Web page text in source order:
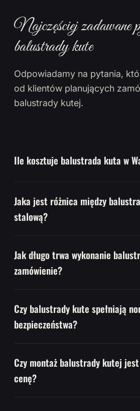
Najczęściej zadawane
balustrady kute
Odpowiadamy na pytania,
od klientów planujących
balustrady kutej.
Ile kosztuje balustrada kuta w
Jaka jest różnica między
stalową?
Jak długo trwa wykonanie
zamówienie?
Czy balustrady kute spełniają
bezpieczeństwa?
Czy montaż balustrady kutej
cenę?